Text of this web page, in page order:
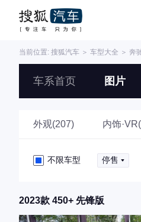
当前位置: 搜狐汽车 ＞ 车型大全 ＞ 奔
车系首页 图片
外观(207) 内饰
不限车型 停售
2023款 450+ 先锋版